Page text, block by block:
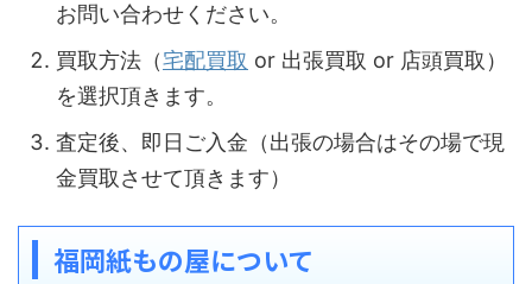
お問い合わせください。
買取方法（宅配買取 or 出張買取 or 店頭買取）
を選択頂きます。
査定後、即日ご入金（出張の場合はその場で現
金買取させて頂きます）
福岡紙もの屋について